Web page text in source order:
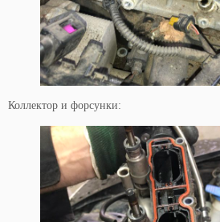
Коллектор и форсунки: